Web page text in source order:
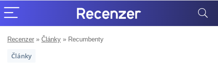
Recenzer » Články » Recumbenty
Články